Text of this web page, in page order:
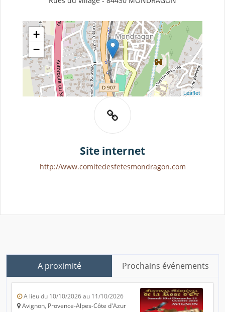
+
−
Leaflet
Site internet
http://www.comitedesfetesmondragon.com
A proximité Prochains événements
A lieu du 10/10/2026 au 11/10/2026
Avignon, Provence-Alpes-Côte d'Azur